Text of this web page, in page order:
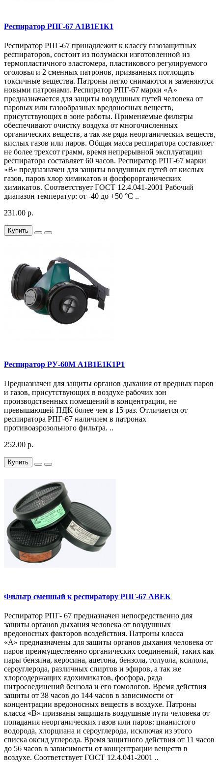
Респиратор РПГ-67 А1В1Е1К1
Респиратор РПГ-67 принадлежит к классу газозащитных
респираторов, состоит из полумаски изготовленной из
термопластичного эластомера, пластикового регулируемого
оголовья и 2 сменных патронов, призванных поглощать
токсичные вещества. Патроны легко снимаются и заменяются
новыми патронами. Респиратор РПГ-67 марки «А»
предназначается для защиты воздушных путей человека от
паровых или газообразных вредоносных веществ,
присутствующих в зоне работы. Применяемые фильтры
обеспечивают очистку воздуха от многочисленных
органических веществ, а так же ряда неорганических веществ,
кислых газов или паров. Общая масса респиратора составляет
не более трехсот грамм, время непрерывной эксплуатации
респиратора составляет 60 часов. Респиратор РПГ-67 марки
«В» предназначен для защиты воздушных путей от кислых
газов, паров хлор химикатов и фосфорорганических
химикатов. Соответствует ГОСТ 12.4.041-2001 Рабочий
диапазон температур: от -40 до +50 °С ..
231.00 р.
Купить
Респиратор РУ-60М А1В1Е1К1Р1
Предназначен для защиты органов дыхания от вредных паров
и газов, присутствующих в воздухе рабочих зон
производственных помещений в концентрации, не
превышающей ПДК более чем в 15 раз. Отличается от
респиратора РПГ-67 наличием в патронах
противоаэрозольного фильтра. ..
252.00 р.
Купить
Фильтр сменный к респиратору РПГ-67 АВЕК
Респиратор РПГ- 67 предназначен непосредственно для
защиты органов дыхания человека от воздушных
вредоносных факторов воздействия. Патроны класса
«А» предназначены для защиты органов дыхания человека от
паров преимущественно органических соединений, таких как
пары бензина, керосина, ацетона, бензола, толуола, ксилола,
сероуглерода, различных спиртов и эфиров, а так же
хлорсодержащих ядохимикатов, фосфора, ряда
нитросоединений бензола и его гомологов. Время действия
защиты от 38 часов до 144 часов в зависимости от
концентрации вредоносных веществ в воздухе. Патроны
класса «В» призваны защищать воздушные пути человека от
попадания неорганических газов или паров: цианистого
водорода, хлорциана и сероуглерода, исключая из этого
списка оксид углерода. Время защитного действия от 11 часов
до 56 часов в зависимости от концентрации веществ в
воздухе. Соответствует ГОСТ 12.4.041-2001 ..